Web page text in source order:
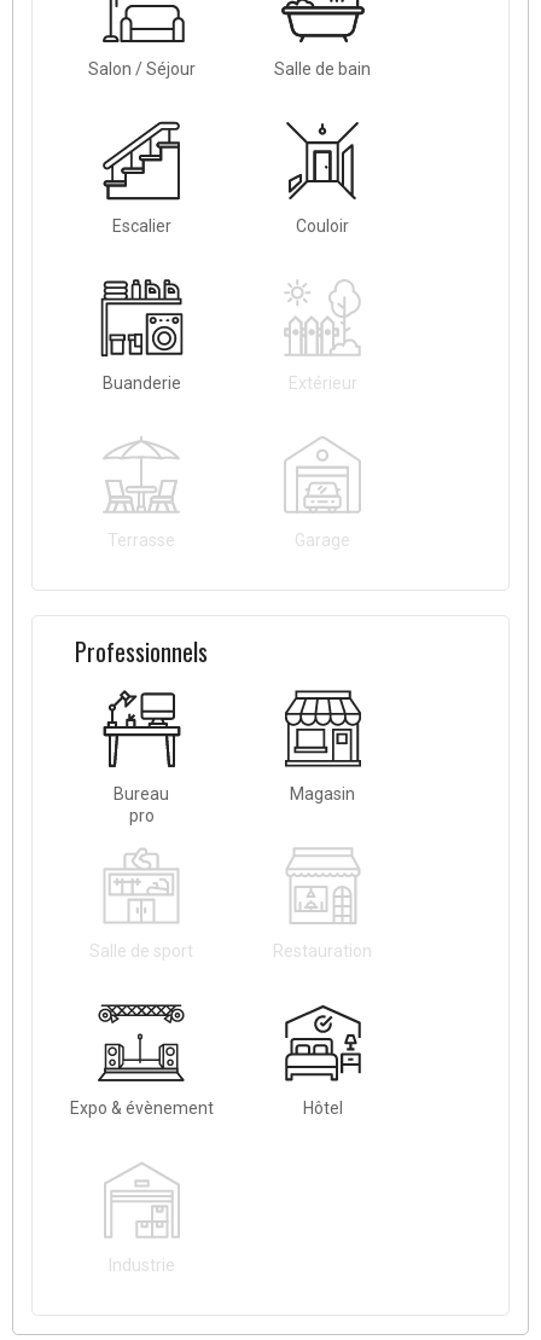
Salon / Séjour Salle de bain
Escalier Couloir
Buanderie Extérieur
Terrasse Garage
Professionnels
Bureau
pro
Magasin
Salle de sport Restauration
Expo & évènement Hôtel
Industrie